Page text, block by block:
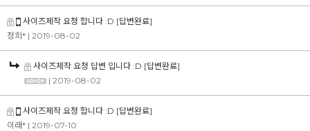
사이즈제작 요청 합니다 :D [답변완료]
정희* | 2019-08-02
사이즈제작 요청 답변 입니다 :D [답변완료]
| 2019-08-02
사이즈제작 요청 합니다 :D [답변완료]
이래* | 2019-07-10